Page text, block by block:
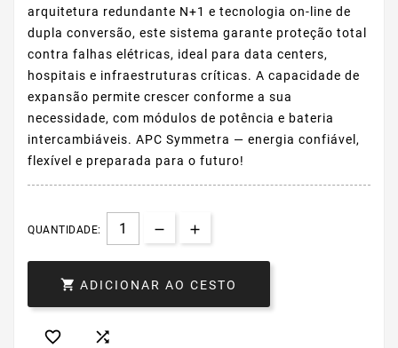
arquitetura redundante N+1 e tecnologia on-line de
dupla conversão, este sistema garante proteção total
contra falhas elétricas, ideal para data centers,
hospitais e infraestruturas críticas. A capacidade de
expansão permite crescer conforme a sua
necessidade, com módulos de potência e bateria
intercambiáveis. APC Symmetra — energia confiável,
flexível e preparada para o futuro!
QUANTIDADE:
 ADICIONAR AO CESTO
 